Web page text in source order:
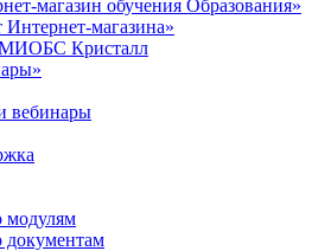
магазин обучения Образования»
магазина»
Кристалл
вебинары
модулям
документам